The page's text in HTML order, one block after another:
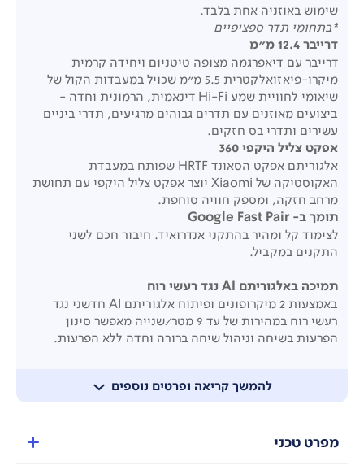
להמשך קריאה ופרטים נוספים
שימוש באוזניה אחת בלבד.
*בתחומי תדר ספציפיים
דרייבר 12.4 מ"מ
דרייבר עם דיאפרגמה מצופה טיטניום ויחידה קרמית
מיקרו-פיאזואלקטרית 5.5 מ"מ שכויל במעבדות הקול של
שיאומי לחוויית שמע Hi-Fi דינאמית, הרמונית וחדה -
ביצועים מאוזנים עם תדרים גבוהים מרגיעים, תדרי ביניים
עשירים ותדרי בס חזקים.
אפקט צליל היקפי 360
אלגוריתם אפקט הסאונד HRTF שפותח במעבדת
האקוסטיקה של Xiaomi יוצר אפקט צליל היקפי עם תחושת
מרחב חזקה, ומספק חוויה סוחפת.
תומך ב- Google Fast Pair
לצימוד קל ומהיר בהתקני אנדרואיד. חיבור חכם לשני
התקנים במקביל.
תמיכה באלגוריתם AI נגד רעשי רוח
באמצעות 2 מיקרופונים ופיתוח אלגוריתם AI חדשני נגד
רעשי רוח במהירות של עד 9 מטר/שנייה מאפשר סינון
הפרעות בשיחה וניהול שיחה ברורה וחדה ללא הפרעות.
מאפשר לכם לשמור על ערנות וחשיפה לסביבה בעת השימוש
זמן שימוש משופר עד 10 שעות ועד כ-42 שעות ביחד עם
מפרט טכני